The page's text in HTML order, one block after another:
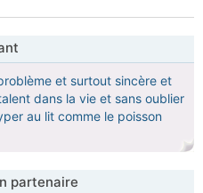
et surtout sincère et
dans la vie et sans oublier
au lit comme le poisson
partenaire